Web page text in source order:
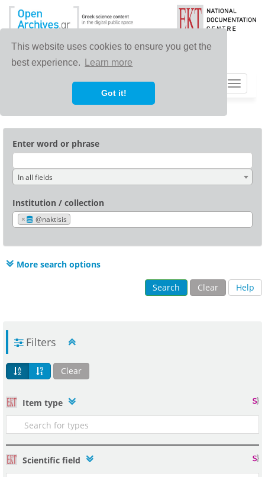
This website uses cookies to ensure you get the
best experience.
Learn more
Got it!
Toggle
Enter word or phrase
In all fields
Institution / collection
× @naktisis
More search options
Search Clear Help
Filters
Clear
Item type
Scientific field